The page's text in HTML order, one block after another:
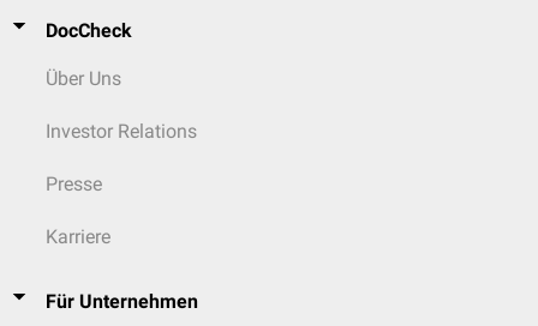
DocCheck
Über Uns
Investor Relations
Presse
Karriere
Für Unternehmen